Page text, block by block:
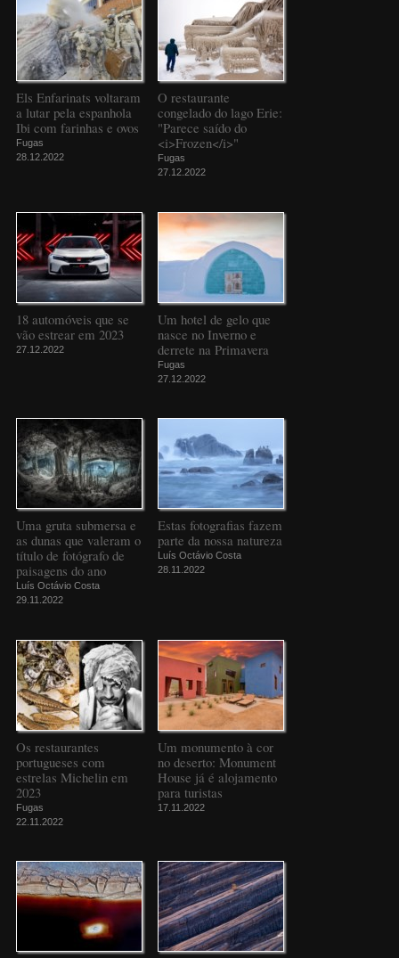
Els Enfarinats voltaram
a lutar pela espanhola
Ibi com farinhas e ovos
Fugas
28.12.2022
O restaurante
congelado do lago Erie:
"Parece saído do
<i>Frozen</i>"
Fugas
27.12.2022
18 automóveis que se
vão estrear em 2023
27.12.2022
Um hotel de gelo que
nasce no Inverno e
derrete na Primavera
Fugas
27.12.2022
Uma gruta submersa e
as dunas que valeram o
título de fotógrafo de
paisagens do ano
Luís Octávio Costa
29.11.2022
Estas fotografias fazem
parte da nossa natureza
Luís Octávio Costa
28.11.2022
Os restaurantes
portugueses com
estrelas Michelin em
2023
Fugas
22.11.2022
Um monumento à cor
no deserto: Monument
House já é alojamento
para turistas
17.11.2022